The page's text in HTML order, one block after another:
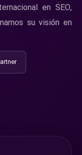
en SEO,
su visión en